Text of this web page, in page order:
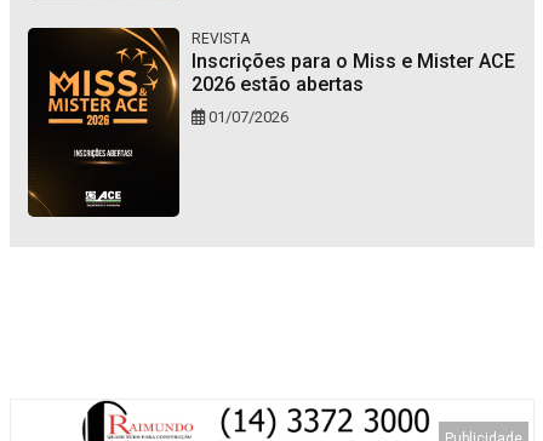
REVISTA
Inscrições para o Miss e Mister ACE
2026 estão abertas
01/07/2026